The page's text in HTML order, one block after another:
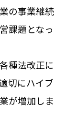
の事業継続
課題となっ
種法改正に
切にハイブ
が増加しま